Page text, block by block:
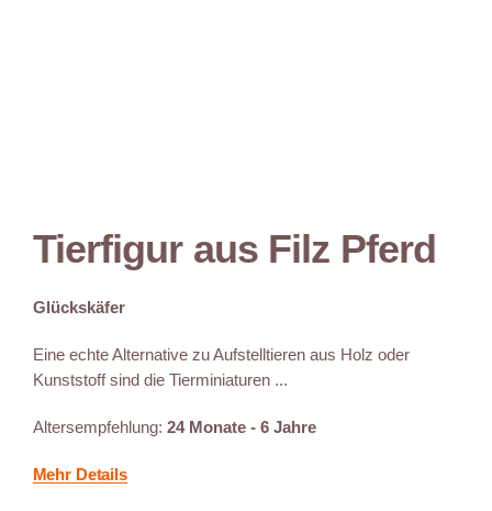
Tierfigur aus Filz Pferd
Glückskäfer
Eine echte Alternative zu Aufstelltieren aus Holz oder
Kunststoff sind die Tierminiaturen ...
Altersempfehlung: 24 Monate - 6 Jahre
Mehr Details